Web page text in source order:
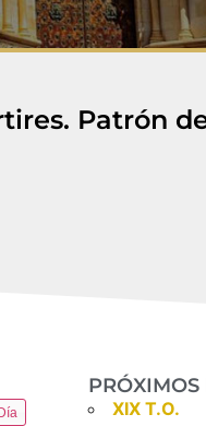
Patrón
PRÓXIMOS
XIX T.O.